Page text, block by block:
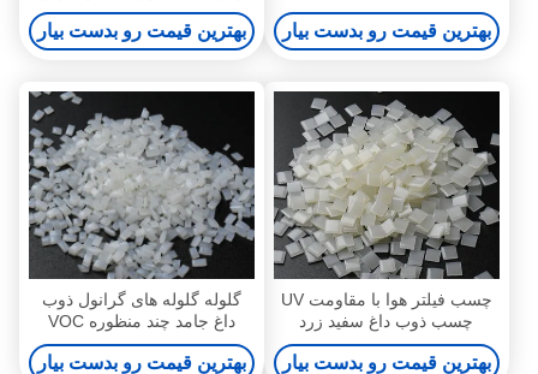
Adhesive 7085-85-0
بهترین قیمت رو بدست بیار
چسب 25 کیلوگرمی ذوب داغ
بهترین قیمت رو بدست بیار
چسب فیلتر هوا با مقاومت UV
چسب ذوب داغ سفید زرد
بهترین قیمت رو بدست بیار
گلوله گلوله های گرانول ذوب
داغ جامد چند منظوره VOC
7085-85-0 فیلتر هوا خانگی
بهترین قیمت رو بدست بیار